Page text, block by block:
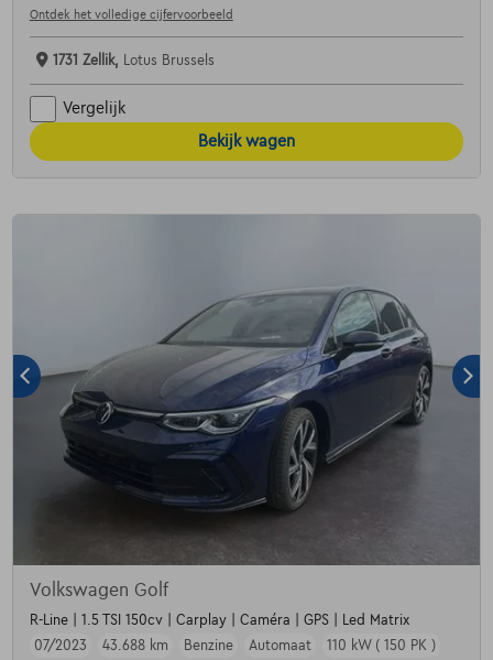
Ontdek het volledige cijfervoorbeeld
1731 Zellik, Lotus Brussels
Vergelijk
Bekijk wagen
Volkswagen Golf
R-Line | 1.5 TSI 150cv | Carplay | Caméra | GPS | Led Matrix
07/2023
43.688 km Benzine Automaat 110 kW ( 150 PK )